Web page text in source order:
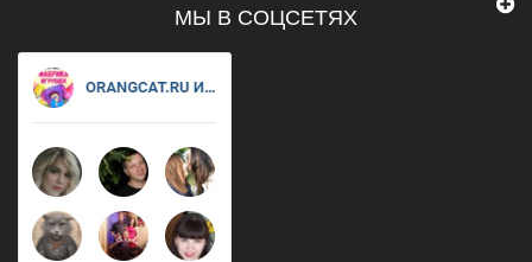
МЫ В СОЦСЕТЯХ